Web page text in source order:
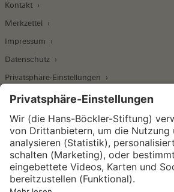
Kontakt
Merkzettel
Impressum
Datenschutz
Privatsphäre-Einstellungen
Wirtschafts- und
Institut für Makroökonomie
Konjunkturforschung